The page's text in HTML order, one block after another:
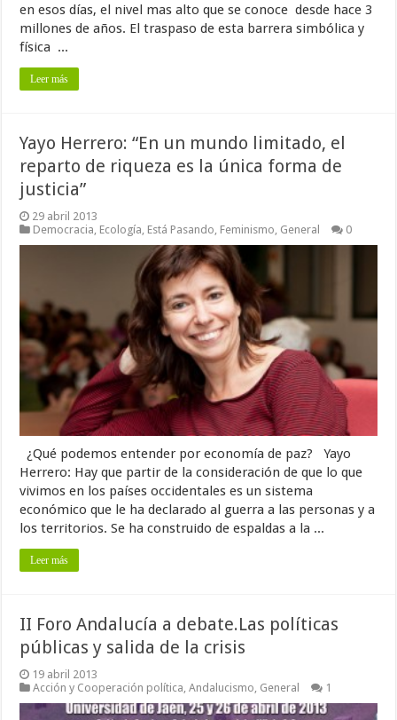
en esos días, el nivel mas alto que se conoce desde hace 3
millones de años. El traspaso de esta barrera simbólica y
física ...
Leer más
Yayo Herrero: “En un mundo limitado, el
reparto de riqueza es la única forma de
justicia”
29 abril 2013
Democracia, Ecología, Está Pasando, Feminismo, General 0
¿Qué podemos entender por economía de paz? Yayo
Herrero: Hay que partir de la consideración de que lo que
vivimos en los países occidentales es un sistema
económico que le ha declarado al guerra a las personas y a
los territorios. Se ha construido de espaldas a la ...
Leer más
II Foro Andalucía a debate.Las políticas
públicas y salida de la crisis
19 abril 2013
Acción y Cooperación política ,Andalucismo General 1